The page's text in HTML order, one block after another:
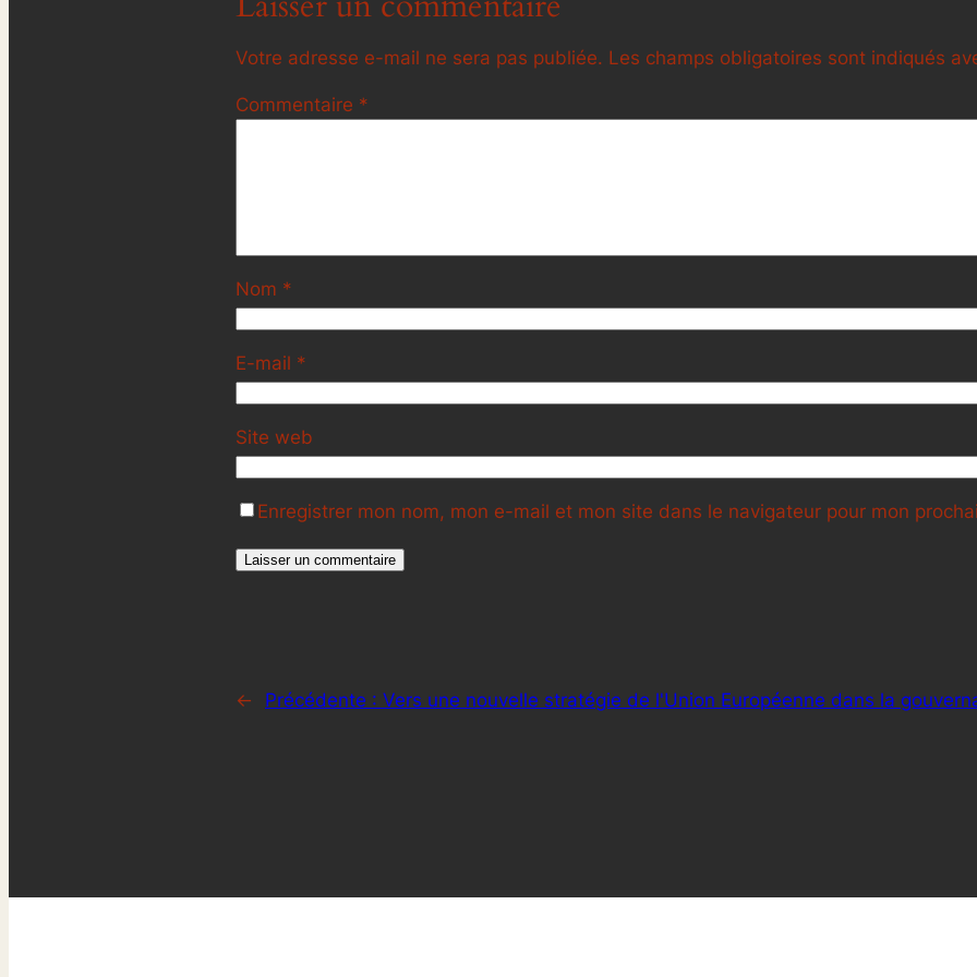
Votre adresse e-mail ne sera pas publiée. Les champs obligatoires sont indiqués
Commentaire *
Nom *
E-mail *
Site web
Enregistrer mon nom, mon e-mail et mon site dans le navigateur pour mon
← Précédente : Vers une nouvelle stratégie de l'Union Européenne dans la